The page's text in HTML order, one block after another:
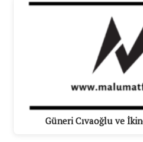
Güneri Cıvaoğlu ve